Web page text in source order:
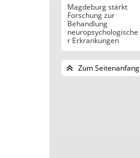
Magdeburg stärkt
Forschung zur
Behandlung
neuropsychologische
r Erkrankungen
Zum Seitenanfang